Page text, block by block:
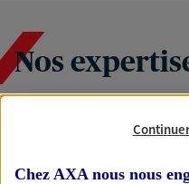
Nos
Chez AXA nous nous